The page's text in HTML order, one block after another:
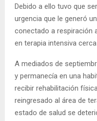
Debido a ello tuvo que
urgencia que le generó
conectado a respiración
en terapia intensiva
A mediados de
y permanecía en una
recibir rehabilitación
reingresado al área de
estado de salud se